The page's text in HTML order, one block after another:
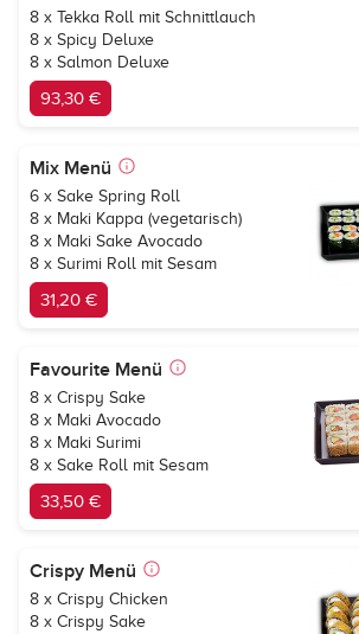
8 x Tekka Roll mit Schnittlauch
8 x Spicy Deluxe
8 x Salmon Deluxe
93,30 €
Mix Menü
6 x Sake Spring Roll
8 x Maki Kappa (vegetarisch)
8 x Maki Sake Avocado
8 x Surimi Roll mit Sesam
31,20 €
Favourite Menü
8 x Crispy Sake
8 x Maki Avocado
8 x Maki Surimi
8 x Sake Roll mit Sesam
33,50 €
Crispy Menü
8 x Crispy Chicken
8 x Crispy Sake